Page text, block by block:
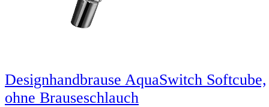
Designhandbrause AquaSwitch Softcube,
ohne Brauseschlauch